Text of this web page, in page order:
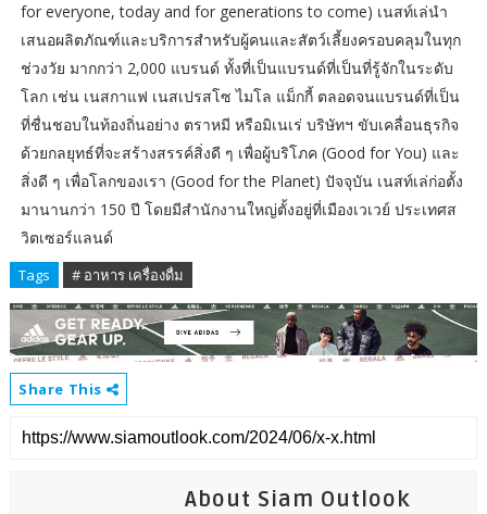
for everyone, today and for generations to come) เนสท์เล่นำ
เสนอผลิตภัณฑ์และบริการสำหรับผู้คนและสัตว์เลี้ยงครอบคลุมในทุก
ช่วงวัย มากกว่า 2,000 แบรนด์ ทั้งที่เป็นแบรนด์ที่เป็นที่รู้จักในระดับ
โลก เช่น เนสกาแฟ เนสเปรสโซ ไมโล แม็กกี้ ตลอดจนแบรนด์ที่เป็น
ที่ชื่นชอบในท้องถิ่นอย่าง ตราหมี หรือมิเนเร่ บริษัทฯ ขับเคลื่อนธุรกิจ
ด้วยกลยุทธ์ที่จะสร้างสรรค์สิ่งดี ๆ เพื่อผู้บริโภค (Good for You) และ
สิ่งดี ๆ เพื่อโลกของเรา (Good for the Planet) ปัจจุบัน เนสท์เล่ก่อตั้ง
มานานกว่า 150 ปี โดยมีสำนักงานใหญ่ตั้งอยู่ที่เมืองเวเวย์ ประเทศส
วิตเซอร์แลนด์
Tags # อาหาร เครื่องดื่ม
Share This
About Siam Outlook